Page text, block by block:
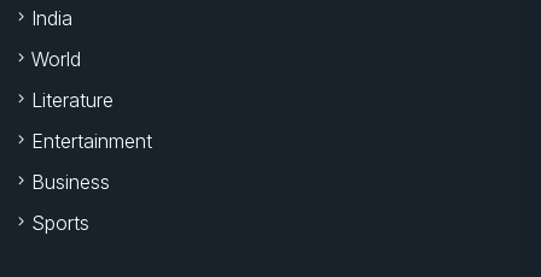
India
World
Literature
Entertainment
Business
Sports